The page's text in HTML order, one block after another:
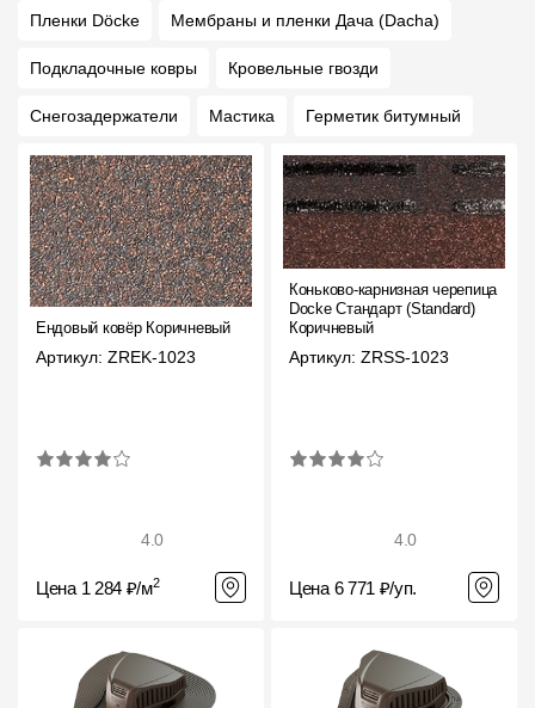
Пленки Döcke Мембраны и пленки Дача (Dacha)
Подкладочные ковры Кровельные гвозди
Снегозадержатели Мастика Герметик битумный
Ендовый ковёр Коричневый
Артикул: ZREK-1023
4.0
Цена 1 284 ₽/м2
Коньково-карнизная черепица
Docke Стандарт (Standard)
Коричневый
Артикул: ZRSS-1023
4.0
Цена 6 771 ₽/уп.